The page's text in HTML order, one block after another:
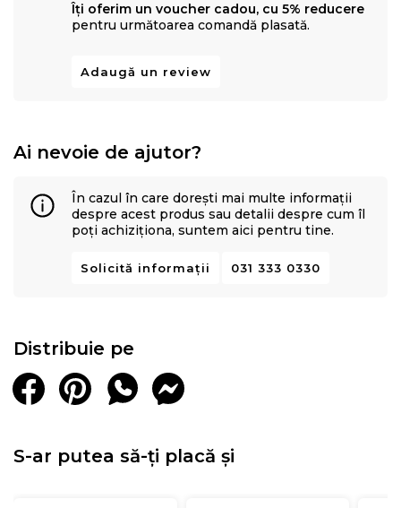
Îți oferim un voucher cadou, cu 5% reducere
pentru următoarea comandă plasată.
Adaugă un review
Ai nevoie de ajutor?
În cazul în care dorești mai multe informații
despre acest produs sau detalii despre cum îl
poți achiziționa, suntem aici pentru tine.
Solicită informații 031 333 0330
Distribuie pe
S-ar putea să-ți placă și